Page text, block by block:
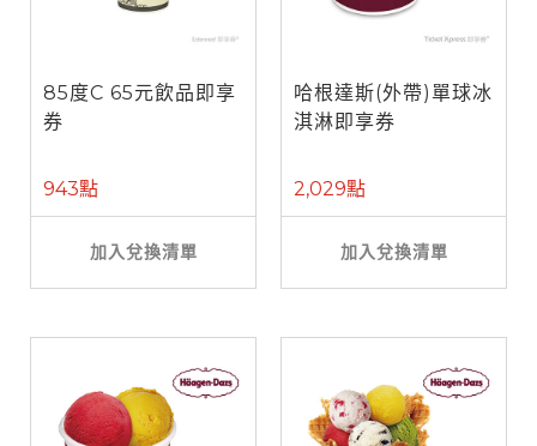
85度C 65元飲品即享
券
943點
加入兌換清單
哈根達斯(外帶)單球冰
淇淋即享券
2,029點
加入兌換清單